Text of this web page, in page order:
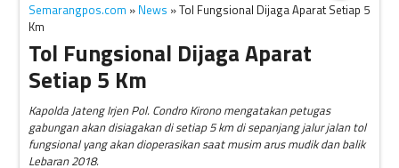
Semarangpos.com » News » Tol Fungsional Dijaga Aparat Setiap 5
Km
Tol Fungsional Dijaga Aparat
Setiap 5 Km
Kapolda Jateng Irjen Pol. Condro Kirono mengatakan petugas
gabungan akan disiagakan di setiap 5 km di sepanjang jalur jalan tol
fungsional yang akan dioperasikan saat musim arus mudik dan balik
Lebaran 2018.